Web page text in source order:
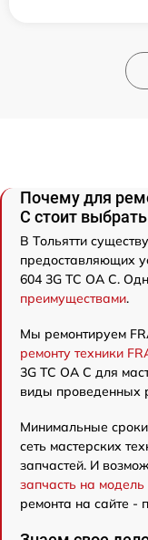
Почему для
C стоит
В Тольятти
предоставляющих
604 3G TC OA C.
преимуществами.
Мы ремонтируем
ремонту техники
3G TC OA C для
виды проведенных
Минимальные
сеть мастерских
запчастей. И
запчасть на модель
ремонта на сайте -